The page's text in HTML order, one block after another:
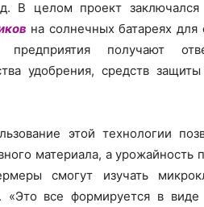
В целом проект
на солнечных батареях для
предприятия получают
удобрения, средств
этой технологии
материала, а урожайность
смогут изучать
«Это все формируется в